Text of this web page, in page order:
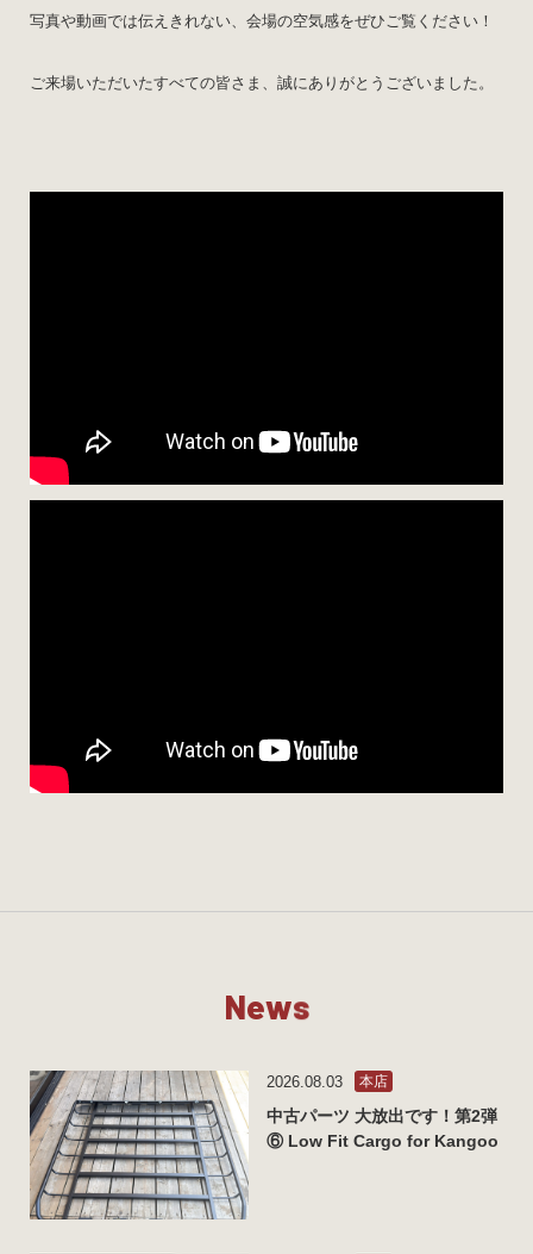
写真や動画では伝えきれない、会場の空気感をぜひご覧ください！
ご来場いただいたすべての皆さま、誠にありがとうございました。
News
2026.08.03 本店
中古パーツ 大放出です！第2弾
⑥ Low Fit Cargo for Kangoo